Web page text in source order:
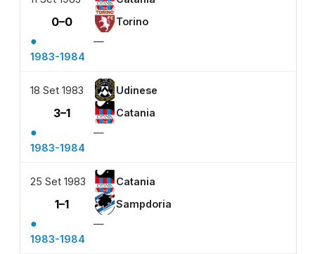
0–0 Torino
●
—
1983-1984
18 Set 1983 Udinese
3–1 Catania
●
—
1983-1984
25 Set 1983 Catania
1–1 Sampdoria
●
—
1983-1984